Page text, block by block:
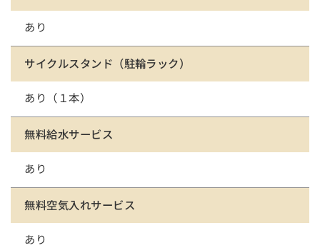
あり
サイクルスタンド （駐輪ラック）
あり（１本）
無料給水サービス
あり
無料空気入れサービス
あり